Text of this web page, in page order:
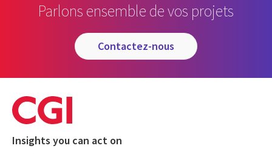
Parlons ensemble de vos projets
contactez-nous
Insights you can act on